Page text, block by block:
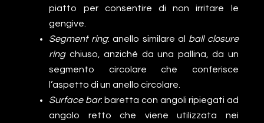
piatto per consentire di non irritare le
gengive.
Segment ring: anello similare al ball closure
ringchiuso, anziché da una pallina, da un
segmento circolare che conferisce
l’aspetto di un anello circolare.
Surface bar: baretta con angoli ripiegati ad
angolo retto che viene utilizzata nei